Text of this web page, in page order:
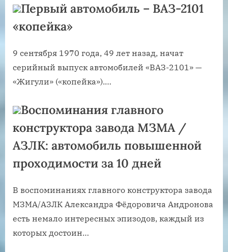
Первый автомобиль – ВАЗ-2101
«копейка»
9 сентября 1970 года, 49 лет назад, начат
серийный выпуск автомобилей «ВАЗ-2101» —
«Жигули» («копейка»).…
Воспоминания главного
конструктора завода МЗМА /
АЗЛК: автомобиль повышенной
проходимости за 10 дней
В воспоминаниях главного конструктора завода
МЗМА/АЗЛК Александра Фёдоровича Андронова
есть немало интересных эпизодов, каждый из
которых достоин…